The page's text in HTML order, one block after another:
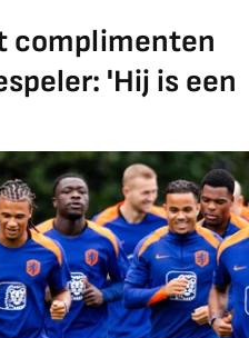
complimenten
'Hij is een